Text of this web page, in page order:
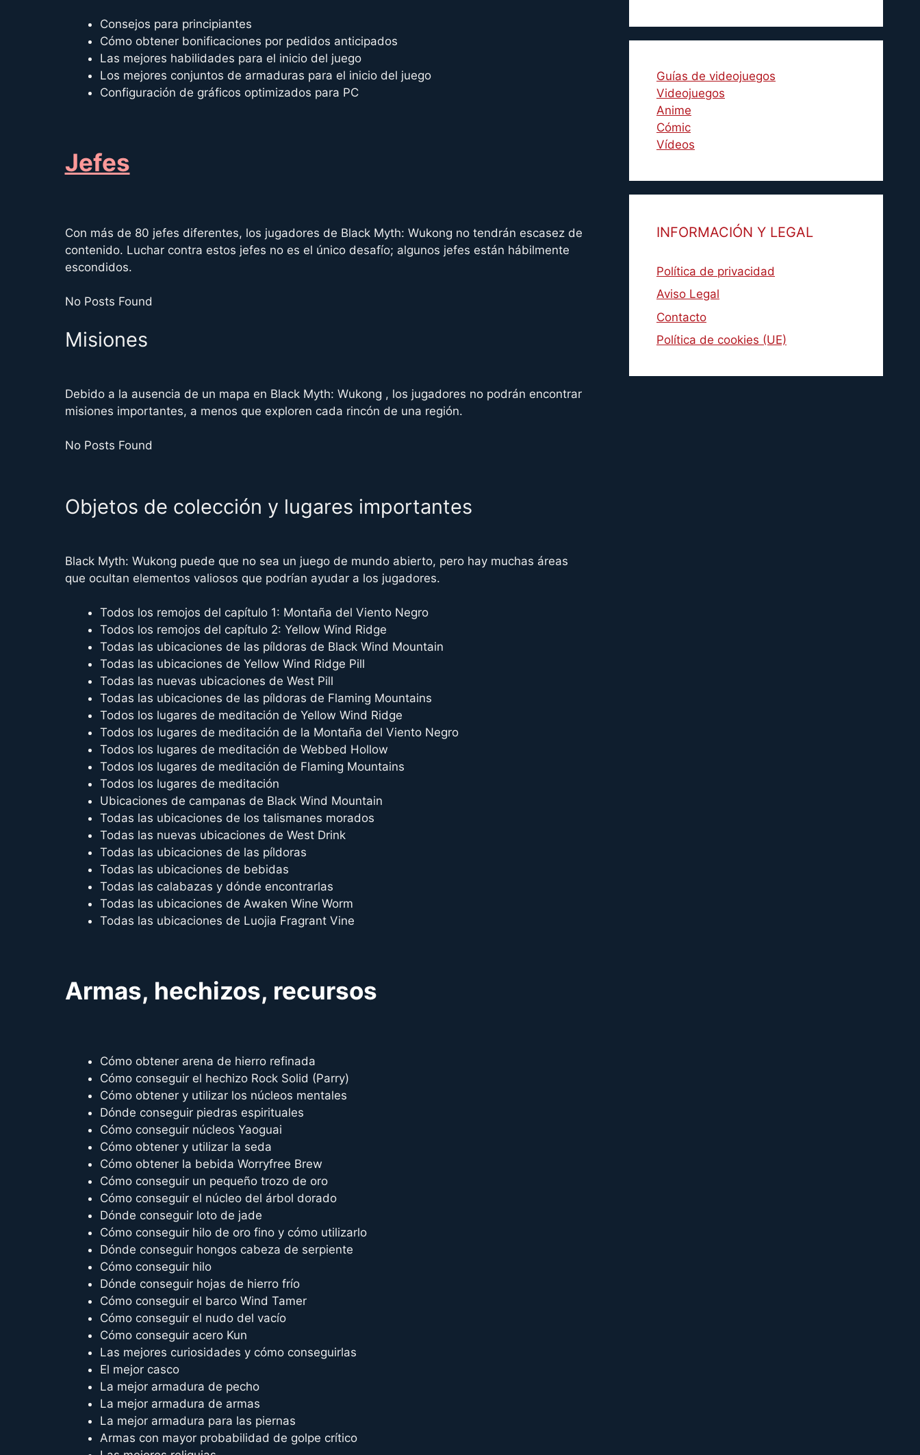
Consejos para principiantes
Cómo obtener bonificaciones por pedidos anticipados
Las mejores habilidades para el inicio del juego
Los mejores conjuntos de armaduras para el inicio del juego
Configuración de gráficos optimizados para PC
Jefes
Con más de 80 jefes diferentes, los jugadores de Black Myth: Wukong no tendrán escasez de
contenido. Luchar contra estos jefes no es el único desafío; algunos jefes están hábilmente
escondidos.
No Posts Found
Misiones
Debido a la ausencia de un mapa en Black Myth: Wukong , los jugadores no podrán encontrar
misiones importantes, a menos que exploren cada rincón de una región.
No Posts Found
Objetos de colección y lugares importantes
Black Myth: Wukong puede que no sea un juego de mundo abierto, pero hay muchas áreas
que ocultan elementos valiosos que podrían ayudar a los jugadores.
Todos los remojos del capítulo 1: Montaña del Viento Negro
Todos los remojos del capítulo 2: Yellow Wind Ridge
Todas las ubicaciones de las píldoras de Black Wind Mountain
Todas las ubicaciones de Yellow Wind Ridge Pill
Todas las nuevas ubicaciones de West Pill
Todas las ubicaciones de las píldoras de Flaming Mountains
Todos los lugares de meditación de Yellow Wind Ridge
Todos los lugares de meditación de la Montaña del Viento Negro
Todos los lugares de meditación de Webbed Hollow
Todos los lugares de meditación de Flaming Mountains
Todos los lugares de meditación
Ubicaciones de campanas de Black Wind Mountain
Todas las ubicaciones de los talismanes morados
Todas las nuevas ubicaciones de West Drink
Todas las ubicaciones de las píldoras
Todas las ubicaciones de bebidas
Todas las calabazas y dónde encontrarlas
Todas las ubicaciones de Awaken Wine Worm
Todas las ubicaciones de Luojia Fragrant Vine
Armas, hechizos, recursos
Cómo obtener arena de hierro refinada
Cómo conseguir el hechizo Rock Solid (Parry)
Cómo obtener y utilizar los núcleos mentales
Dónde conseguir piedras espirituales
Cómo conseguir núcleos Yaoguai
Cómo obtener y utilizar la seda
Cómo obtener la bebida Worryfree Brew
Cómo conseguir un pequeño trozo de oro
Cómo conseguir el núcleo del árbol dorado
Dónde conseguir loto de jade
Cómo conseguir hilo de oro fino y cómo utilizarlo
Dónde conseguir hongos cabeza de serpiente
Cómo conseguir hilo
Dónde conseguir hojas de hierro frío
Cómo conseguir el barco Wind Tamer
Cómo conseguir el nudo del vacío
Cómo conseguir acero Kun
Las mejores curiosidades y cómo conseguirlas
El mejor casco
La mejor armadura de pecho
La mejor armadura de armas
La mejor armadura para las piernas
Armas con mayor probabilidad de golpe crítico
Guías de videojuegos
Videojuegos
Anime
Cómic
Vídeos
INFORMACIÓN Y LEGAL
Política de privacidad
Aviso Legal
Contacto
Política de cookies (UE)